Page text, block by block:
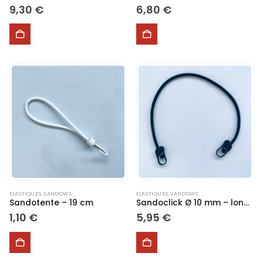
9,30 € 6,80 €
ELASTIQUES,SANDOWS
Sandotente – 19 cm
1,10 €
ELASTIQUES,SANDOWS
Sandoclick Ø 10 mm – longueur 80 cm
5,95 €